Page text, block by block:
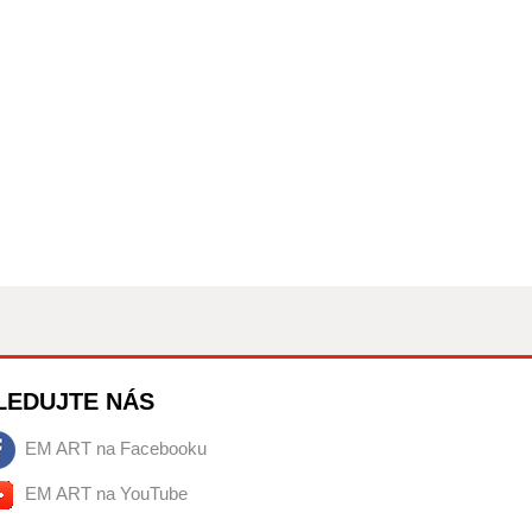
NÁS
EM ART na Facebooku
EM ART na YouTube